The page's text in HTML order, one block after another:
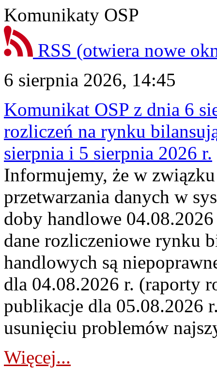
Komunikaty OSP
RSS (otwiera nowe
6 sierpnia 2026, 14:45
Komunikat OSP z dnia 6
rozliczeń na rynku
sierpnia i 5 sierpnia 2026 r.
Informujemy, że w
przetwarzania danych w
doby handlowe
dane rozliczeniowe rynku
handlowych są
dla 04.08.2026 r. (raporty
publikacje dla 05.08.2026
usunięciu problemów
Więcej...